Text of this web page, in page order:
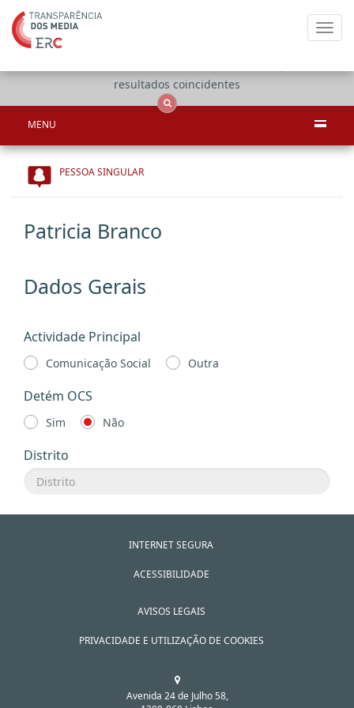
resultados coincidentes
MENU
PESSOA SINGULAR
Patricia Branco
Dados Gerais
Actividade Principal
Comunicação Social Outra
Detém OCS
Sim Não
Distrito
INTERNET SEGURA
ACESSIBILIDADE
AVISOS LEGAIS
PRIVACIDADE E UTILIZAÇÃO DE COOKIES
Avenida 24 de Julho 58,